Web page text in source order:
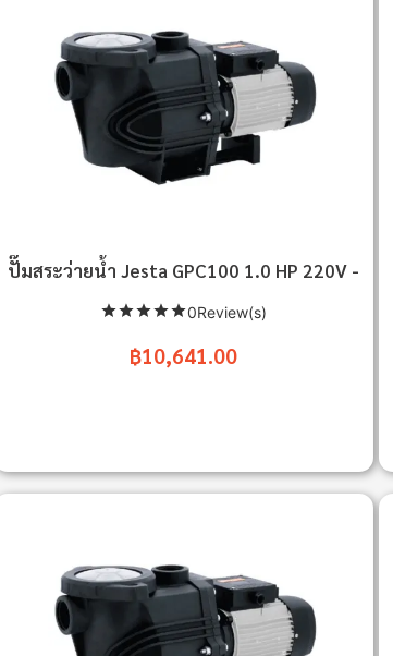
ปั๊มสระว่ายน้ำ Jesta GPC100 1.0 HP 220V -
0Review(s)
฿10,641.00